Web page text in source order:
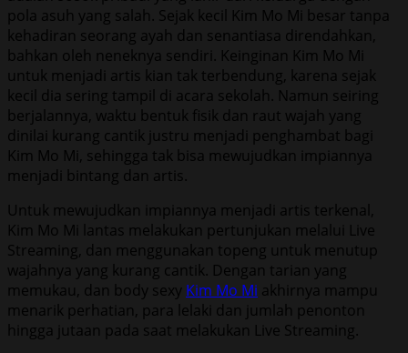
pola asuh yang salah. Sejak kecil Kim Mo Mi besar tanpa
kehadiran seorang ayah dan senantiasa direndahkan,
bahkan oleh neneknya sendiri. Keinginan Kim Mo Mi
untuk menjadi artis kian tak terbendung, karena sejak
kecil dia sering tampil di acara sekolah. Namun seiring
berjalannya, waktu bentuk fisik dan raut wajah yang
dinilai kurang cantik justru menjadi penghambat bagi
Kim Mo Mi, sehingga tak bisa mewujudkan impiannya
menjadi bintang dan artis.
Untuk mewujudkan impiannya menjadi artis terkenal,
Kim Mo Mi lantas melakukan pertunjukan melalui Live
Streaming, dan menggunakan topeng untuk menutup
wajahnya yang kurang cantik. Dengan tarian yang
memukau, dan body sexy Kim Mo Mi akhirnya mampu
menarik perhatian, para lelaki dan jumlah penonton
hingga jutaan pada saat melakukan Live Streaming.